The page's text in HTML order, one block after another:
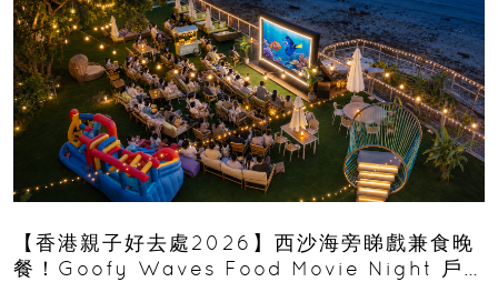
【香港親子好去處2026】西沙海旁睇戲兼食晚
餐！Goofy Waves Food Movie Night 戶